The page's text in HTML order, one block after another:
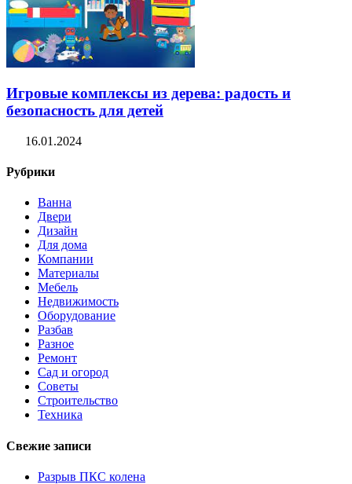
Игровые комплексы из дерева: радость и
безопасность для детей
16.01.2024
Рубрики
Ванна
Двери
Дизайн
Для дома
Компании
Материалы
Мебель
Недвижимость
Оборудование
Разбав
Разное
Ремонт
Сад и огород
Советы
Строительство
Техника
Свежие записи
Разрыв ПКС колена